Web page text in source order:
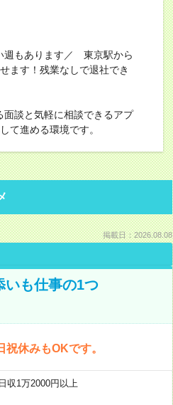
週もあります／ 東京駅から
ます！残業なしで退社でき
談と気軽に相談できるアプ
て進める環境です。
掲載日：2026.08.08
いも仕事の1つ
休みもOKです。
1万2000円以上